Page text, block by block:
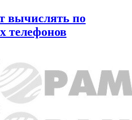
вычислять по
телефонов